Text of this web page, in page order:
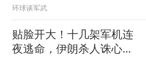
环球谈军武
贴脸开大！十几架军机连
夜逃命，伊朗杀人诛心，